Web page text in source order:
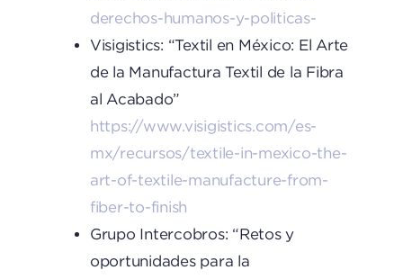
derechos-humanos-y-politicas-
Visigistics: “Textil en México: El Arte
de la Manufactura Textil de la Fibra
al Acabado”
https://www.visigistics.com/es-
mx/recursos/textile-in-mexico-the-
art-of-textile-manufacture-from-
fiber-to-finish
Grupo Intercobros: “Retos y
oportunidades para la